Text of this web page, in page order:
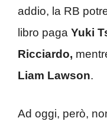
addio, la RB
libro paga Yuki
Ricciardo,
Liam Lawson.
Ad oggi, però,